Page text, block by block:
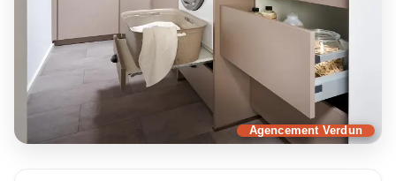
Agencement Verdun